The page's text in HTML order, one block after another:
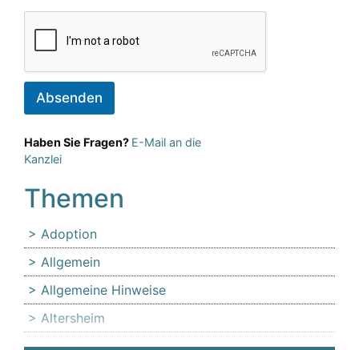
Absenden
Haben Sie Fragen? E-Mail an die
Kanzlei
Themen
Adoption
Allgemein
Allgemeine Hinweise
Altersheim
Anfechtung